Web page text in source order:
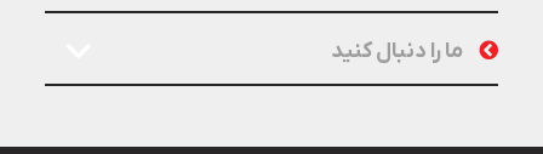
ما را دنبال کنید